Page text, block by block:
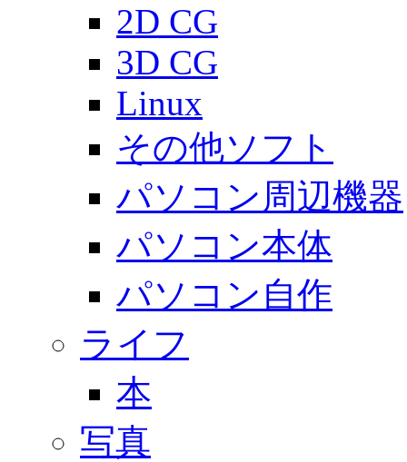
2D CG
3D CG
Linux
その他ソフト
パソコン周辺機器
パソコン本体
パソコン自作
ライフ
本
写真